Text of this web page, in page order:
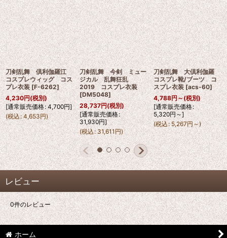
刀剣乱舞 倶利伽羅江
コスプレウィッグ コス
プレ衣装 [F-6262]
4,230円(税別)
[通常販売価格: 4,700円]
(税込: 4,653円)
刀剣乱舞 今剣 ミュー
ジカル 乱舞狂乱
2019 コスプレ衣装
[DM5048]
28,737円(税別)
[通常販売価格:
31,930円]
(税込: 31,611円)
刀剣乱舞 大倶利伽羅
コスプレ靴/ブーツ コ
スプレ衣装 [acs-60]
4,788円～(税別)
[通常販売価格:
5,320円～]
(税込: 5,267円 ～)
レビュー
0件のレビュー
ホーム